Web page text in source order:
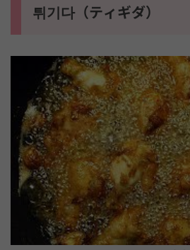
튀기다（ティギダ）